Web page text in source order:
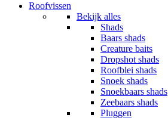
Roofvissen
Bekijk alles
Shads
Baars shads
Creature baits
Dropshot shads
Roofblei shads
Snoek shads
Snoekbaars shads
Zeebaars shads
Pluggen